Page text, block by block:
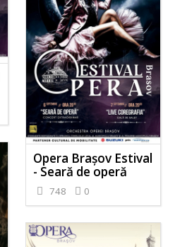
Opera Brașov Estival
- Seară de operă
748 0